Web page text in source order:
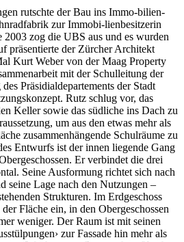
rutschte der Bau ins Immo-bilien-
zur Immobi-lienbesitzerin
2003 zog die UBS aus und es wurden
präsentierte der Zürcher Architekt
Kurt Weber von der Maag Property
mit der Schulleitung der
Präsidialdepartements der Stadt
Rutz schlug vor, das
Keller sowie das südliche ins Dach zu
um aus den etwas mehr als
zusammenhängende Schulräume zu
Entwurfs ist der innen liegende Gang
Er verbindet die drei
Seine Ausformung richtet sich nach
seine Lage nach den Nutzungen –
Strukturen. Im Erdgeschoss
Fläche ein, in den Obergeschossen
weniger. Der Raum ist mit seinen
zur Fassade hin mehr als